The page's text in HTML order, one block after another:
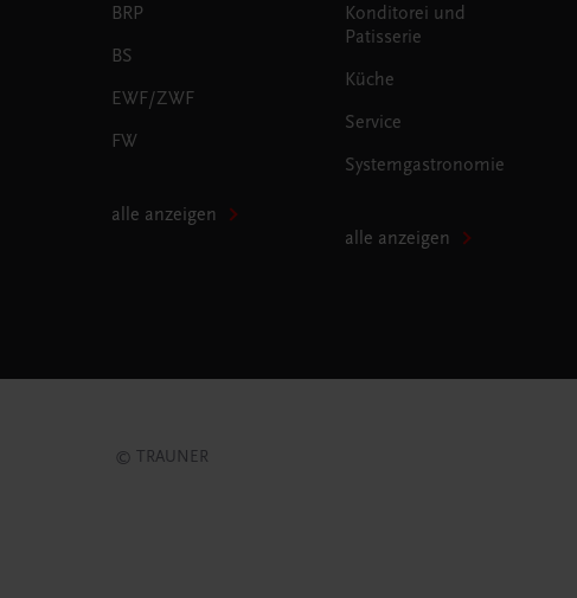
BRP
BS
EWF/ZWF
FW
alle anzeigen
Konditorei und
Patisserie
Küche
Service
Systemgastronomie
alle anzeigen
© TRAUNER